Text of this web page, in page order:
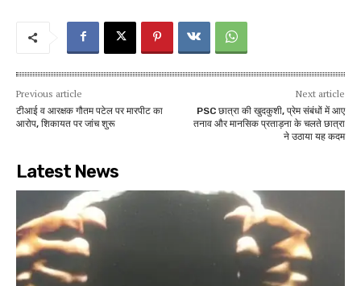
Previous article
टीआई व आरक्षक गौतम पटेल पर मारपीट का
आरोप, शिकायत पर जांच शुरू
Next article
PSC छात्रा की खुदकुशी, प्रेम संबंधों में आए
तनाव और मानसिक प्रताड़ना के चलते छात्रा
ने उठाया यह कदम
Latest News